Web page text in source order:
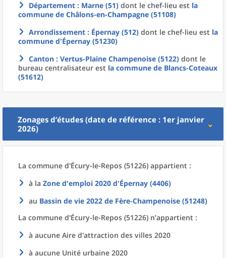
Département : Marne (51) dont le chef-lieu est la
commune de Châlons-en-Champagne (51108)
Arrondissement : Épernay (512) dont le chef-lieu est la
commune d'Épernay (51230)
Canton : Vertus-Plaine Champenoise (5122) dont le
bureau centralisateur est la commune de Blancs-Coteaux
(51612)
Zonages d’études (date de référence : 1er janvier
2026)
La commune d'Écury-le-Repos (51226) appartient :
à la Zone d'emploi 2020 d'Épernay (4406)
au Bassin de vie 2022 de Fère-Champenoise (51248)
La commune d'Écury-le-Repos (51226) n’appartient :
à aucune Aire d'attraction des villes 2020
à aucune Unité urbaine 2020